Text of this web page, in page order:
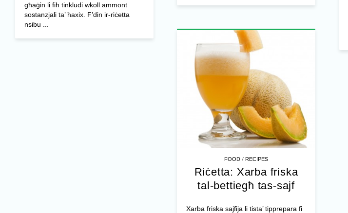
għaġin li fih tinkludi wkoll ammont
sostanzjali ta’ ħaxix. F’din ir-riċetta
nsibu ...
FOOD /RECIPES
Riċetta: Xarba friska
tal-bettiegħ tas-sajf
Xarba friska sajfija li tista’ tipprepara fi